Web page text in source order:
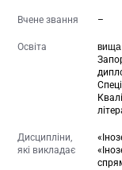
Вчене звання –
Освіта
вища
Дисципліни,
які викладає